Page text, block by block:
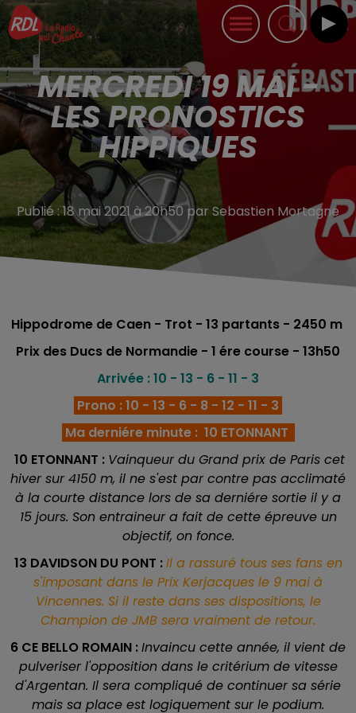
MERCREDI 19 MAI -
LES PRONOSTICS
HIPPIQUES
Publié : 18 mai 2021 à 20h50 par Sebastien Mortagne
Hippodrome de Caen - Trot - 13 partants - 2450 m
Prix des Ducs de Normandie - 1 ére course - 13h50
Arrivée : 10 - 13 - 6 - 11 - 3
Prono : 10 - 13 - 6 - 8 - 12 - 11 - 3
Ma derniére minute : 10 ETONNANT
10 ETONNANT : Vainqueur du Grand prix de Paris cet
hiver sur 4150 m, il ne s'est par contre pas acclimaté
à la courte distance lors de sa derniére sortie il y a
15 jours. Son entraineur a fait de cette épreuve un
objectif, on fonce.
13 DAVIDSON DU PONT :Il a rassuré tous ses fans en
s'imposant dans le Prix Kerjacques le 9 mai à
Vincennes. Si il reste dans ses dispositions, le
Champion de JMB sera vraiment de retour.
6 CE BELLO ROMAIN :Invaincu cette année, il vient de
pulveriser l'opposition dans le critérium de vitesse
d'Argentan. Il sera compliqué de continuer sa série
mais sa place est logiquement sur le podium.